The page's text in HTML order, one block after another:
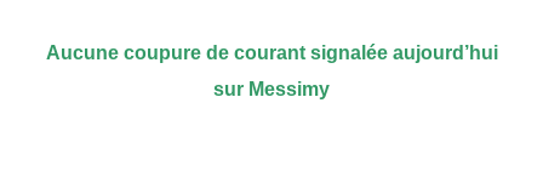
Aucune coupure de courant signalée aujourd’hui
sur Messimy